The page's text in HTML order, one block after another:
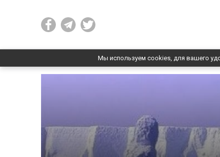
Мы используем cookies, для вашего